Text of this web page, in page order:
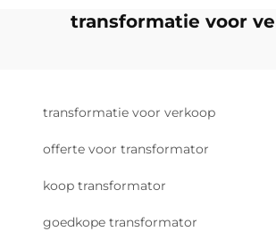
transformatie voor
transformatie voor verkoop
offerte voor transformator
koop transformator
goedkope transformator